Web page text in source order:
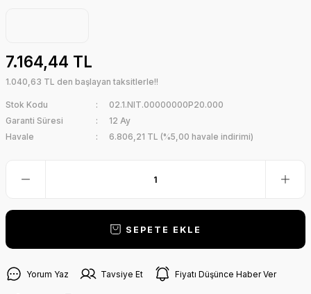
7.164,44 TL
1.040,63 TL den başlayan taksitlerle!!
Stok Kodu
02.1.NIT.00000000P20.000
Garanti Süresi
12 Ay
Havale
6.806,21 TL (%5,00 havale indirimi)
SEPETE EKLE
Yorum Yaz Tavsiye Et Fiyatı Düşünce Haber Ver